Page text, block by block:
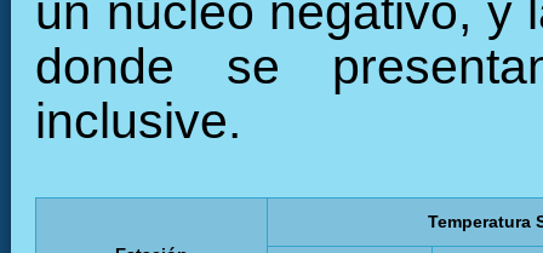
un núcleo negativo, y
donde se
inclusive.
Temperatura